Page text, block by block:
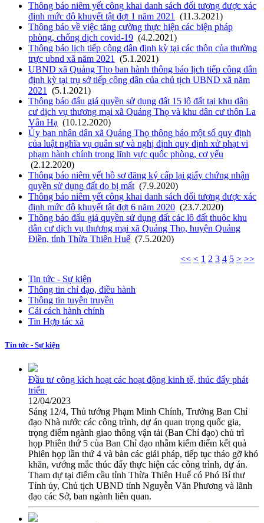
Thông báo niêm yết công khai danh sách đối tượng được xác
định mức độ khuyết tật đợt 1 năm 2021
(11.3.2021)
Thông báo về việc tăng cường thực hiện các biện pháp
phòng, chống dịch covid-19 (4.2.2021)
Thông báo lịch tiếp công dân định kỳ tại các thôn của thường
trực ubnd xã năm 2021
(5.1.2021)
UBND xã Quảng Thọ ban hành thông báo lịch tiếp công dân
định kỳ tại trụ sở tiếp công dân của chủ tịch UBND xã năm
2021
(5.1.2021)
Thông báo đấu giá quyền sử dụng đất 15 lô đất tại khu dân
cư dịch vụ thương mại xã Quảng Thọ và khu dân cư thôn La
Vân Hạ (10.12.2020)
Ủy ban nhân dân xã Quảng Thọ thông báo một số quy định
của luật nghĩa vụ quân sự và nghị định quy định xử phạt vi
phạm hành chính trong lĩnh vực quốc phòng, cơ yếu
(2.12.2020)
Thông báo niêm yết hồ sơ đăng ký cấp lại giấy chứng nhận
quyền sử dụng đất do bị mất (7.9.2020)
Thông báo niêm yết công khai danh sách đối tượng được xác
định mức độ khuyết tật đợt 6 năm 2020 (23.7.2020)
Thông báo đấu giá quyền sử dụng đất các lô đất thuôc khu
dân cư dịch vụ thương mại xã Quảng Thọ, huyện Quảng
Điền, tỉnh Thừa Thiên Huế (7.5.2020)
<< < 1 2 3 4 5 > >>
Tin tức - Sự kiện
Thông tin chỉ đạo, điều hành
Thông tin tuyên truyền
Cải cách hành chính
Tin Hợp tác xã
Tin tức - Sự kiện
Đầu tư công kích hoạt các hoạt động kinh tế, thúc đẩy phát
triển
12/04/2023
Sáng 12/4, Thủ tướng Phạm Minh Chính, Trưởng Ban Chỉ
đạo Nhà nước các công trình, dự án quan trọng quốc gia,
trọng điểm ngành giao thông vận tải (Ban Chỉ đạo) chủ trì
họp Phiên thứ 5 của Ban Chỉ đạo nhằm kiểm điểm kết quả
Phiên họp lần thứ 4 và bàn các giải pháp, tiếp tục tháo gỡ khó
khăn, vướng mắc thúc đẩy thực hiện các công trình, dự án.
Tham dự tại điểm cầu tỉnh Thừa Thiên Huế có Phó Bí thư
Tỉnh ủy, Chủ tịch UBND tỉnh Nguyễn Văn Phương và lãnh
đạo các Sở, ban ngành liên quan.